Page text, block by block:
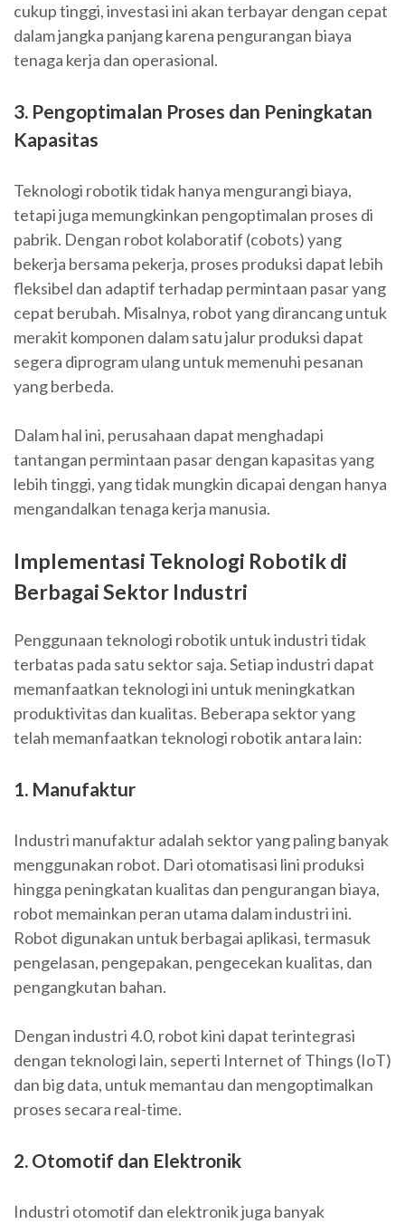
cukup tinggi, investasi ini akan terbayar dengan cepat
dalam jangka panjang karena pengurangan biaya
tenaga kerja dan operasional.
3. Pengoptimalan Proses dan Peningkatan
Kapasitas
Teknologi robotik tidak hanya mengurangi biaya,
tetapi juga memungkinkan pengoptimalan proses di
pabrik. Dengan robot kolaboratif (cobots) yang
bekerja bersama pekerja, proses produksi dapat lebih
fleksibel dan adaptif terhadap permintaan pasar yang
cepat berubah. Misalnya, robot yang dirancang untuk
merakit komponen dalam satu jalur produksi dapat
segera diprogram ulang untuk memenuhi pesanan
yang berbeda.
Dalam hal ini, perusahaan dapat menghadapi
tantangan permintaan pasar dengan kapasitas yang
lebih tinggi, yang tidak mungkin dicapai dengan hanya
mengandalkan tenaga kerja manusia.
Implementasi Teknologi Robotik di
Berbagai Sektor Industri
Penggunaan teknologi robotik untuk industri tidak
terbatas pada satu sektor saja. Setiap industri dapat
memanfaatkan teknologi ini untuk meningkatkan
produktivitas dan kualitas. Beberapa sektor yang
telah memanfaatkan teknologi robotik antara lain:
1. Manufaktur
Industri manufaktur adalah sektor yang paling banyak
menggunakan robot. Dari otomatisasi lini produksi
hingga peningkatan kualitas dan pengurangan biaya,
robot memainkan peran utama dalam industri ini.
Robot digunakan untuk berbagai aplikasi, termasuk
pengelasan, pengepakan, pengecekan kualitas, dan
pengangkutan bahan.
Dengan industri 4.0, robot kini dapat terintegrasi
dengan teknologi lain, seperti Internet of Things (IoT)
dan big data, untuk memantau dan mengoptimalkan
proses secara real-time.
2. Otomotif dan Elektronik
Industri otomotif dan elektronik juga banyak